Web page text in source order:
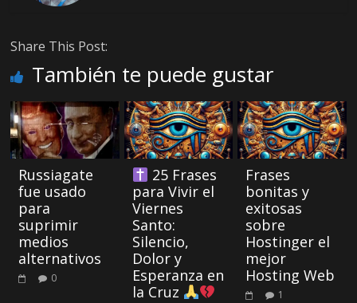
Share This Post:
También te puede gustar
Russiagate
fue usado
para
suprimir
medios
alternativos
0
25 Frases
para Vivir el
Viernes
Santo:
Silencio,
Dolor y
Esperanza en
la Cruz
Frases
bonitas y
exitosas
sobre
Hostinger el
mejor
Hosting Web
1